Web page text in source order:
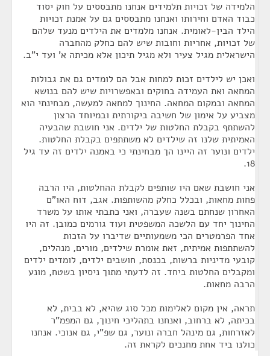
הלמידה של זכויות תלמידים אנחנו מתבססים על חוק יסוד
כבוד האדם וחירותו ואנחנו מתבססים גם על אמנת זכויות
הילד הבין-לאומית. אנחנו מלמדים את הילדים מנעד שלהם
של זכויות, אחריות וחובות שיש להם כחלק מהחברה
הישראלית מגיל צעיר ולא מגיל תיכון אלא מכיתה א' ועד י"ב.
ואכן יש לילדים זכות למחות אבל הם לומדים גם את גבולות
המחאה ואת העמידה בחוקים ובאפשרויות שיש להם בנושא
המחאה ובמקום המחאה. החינוך למחאה למעשה, מבחינתי הוא
מצביע על אימון של חשיבה ביקורתית ובמיוחד הרצון
להשתתף בקבלת החלטות של ילדים. אני חושבת שהבעיה
האמיתית שלנו זה שילדים לא משתתפים בקבלת החלטות.
ילדים ונוער זה היינו הך מבחינתי כי באמנה ילדים זה עד גיל
18.
אני חושבת שאם היו שותפים לקבלת ההחלטות, היו הרבה
פחות מחאות, ובכלל כחלק מהשותפות. אגב, דוח האו"ם
האחרון שנחתם בשנה שעברה, ואני כתבתי אותו על משרד
החינוך יחד עם הלשכה המשפטית ועוד גורמים כמובן. זה היו
אחד הפרמטרים הכי משמעותיים שדיברו על הזכות
להשתתפות אמיתית, זאת אומרת שילדים, מורים, מנהלים,
קובעי מדיניות ברשות, בכנסת, חושבים ילדים, לומדים ילדים
ומקבלים החלטות ביחד. זה לדעתי מתוך ניסיון בשטח, מונע
הרבה מחאות.
תראה, אין מקום לאלימות מכל סוג שהיא, לא בבית, לא
בכיתה, לא ברחוב, ואנחנו בתהליכי חינוך, גם המפמ"ר
לאזרחות, גם מינהל חברה ונוער, גם שפ"י, גם אנוכי. אנחנו
כולנו ביד אחת מחנכים לקראת זה.